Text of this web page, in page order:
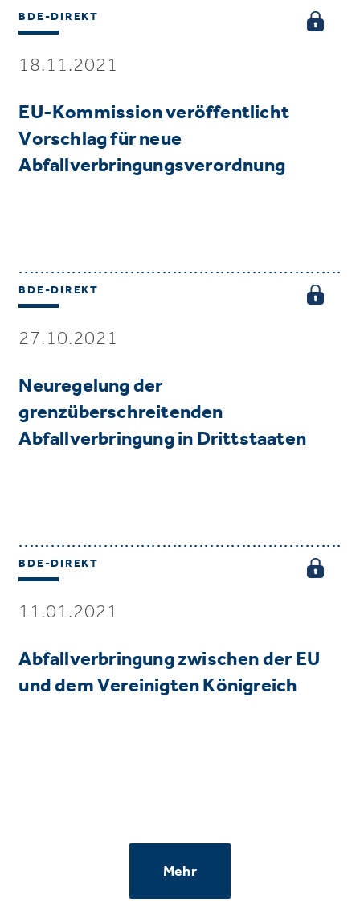
BDE-DIREKT
18.11.2021
EU-Kommission veröffentlicht
Vorschlag für neue
Abfallverbringungsverordnung
BDE-DIREKT
27.10.2021
Neuregelung der
grenzüberschreitenden
Abfallverbringung in Drittstaaten
BDE-DIREKT
11.01.2021
Abfallverbringung zwischen der EU
und dem Vereinigten Königreich
Mehr